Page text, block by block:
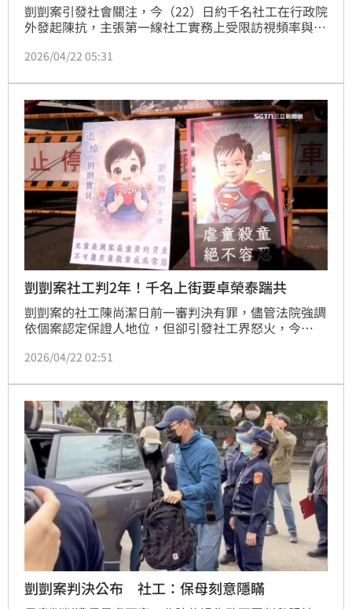
剴剴案引發社會關注，今（22）日約千名社工在行政院
外發起陳抗，主張第一線社工實務上受限訪視頻率與制
靈。對此，衛福部社工司今日傍晚回應將檢討兒少收出
力穩定社工人力座談會」。（圖／記者簡浩正）
2026/04/22 05:31
剴剴案社工判2年！千名上街要卓榮泰踹共
剴剴案的社工陳尚潔日前一審判決有罪，儘管法院強調
依個案認定保證人地位，但卻引發社工界怒火，今
實務上受限訪視頻率與制度權限，更要求政府公開致
化溝通、檢討收出養制度，並進行跨域對話，邀集第一
線社工及學者討論，以完善政策、制度支持。（記者：
簡浩正）
2026/04/22 02:51
剴剴案判決公布 社工：保母刻意隱瞞